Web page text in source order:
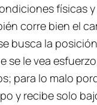
físicas
corre bien el
busca la
le vea
para lo malo
y recibe solo